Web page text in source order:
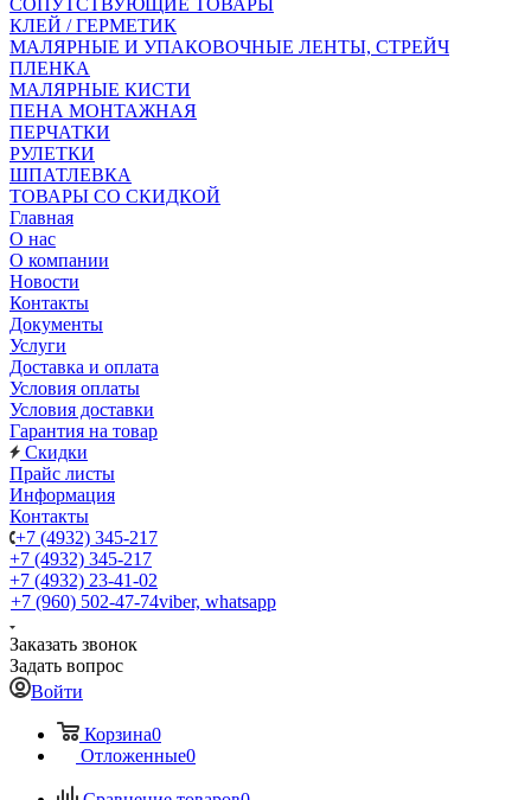
СОПУТСТВУЮЩИЕ ТОВАРЫ
КЛЕЙ / ГЕРМЕТИК
МАЛЯРНЫЕ И УПАКОВОЧНЫЕ ЛЕНТЫ, СТРЕЙЧ
ПЛЕНКА
МАЛЯРНЫЕ КИСТИ
ПЕНА МОНТАЖНАЯ
ПЕРЧАТКИ
РУЛЕТКИ
ШПАТЛЕВКА
ТОВАРЫ СО СКИДКОЙ
Главная
О нас
О компании
Новости
Контакты
Документы
Услуги
Доставка и оплата
Условия оплаты
Условия доставки
Гарантия на товар
Скидки
Прайс листы
Информация
Контакты
+7 (4932) 345-217
+7 (4932) 345-217
+7 (4932) 23-41-02
+7 (960) 502-47-74viber, whatsapp
Заказать звонок
Задать вопрос
Войти
Корзина0
Отложенные0